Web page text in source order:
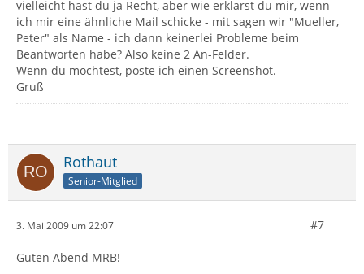
vielleicht hast du ja Recht, aber wie erklärst du mir, wenn
ich mir eine ähnliche Mail schicke - mit sagen wir "Mueller,
Peter" als Name - ich dann keinerlei Probleme beim
Beantworten habe? Also keine 2 An-Felder.
Wenn du möchtest, poste ich einen Screenshot.
Gruß
Rothaut
Senior-Mitglied
3. Mai 2009 um 22:07 #7
Guten Abend MRB!